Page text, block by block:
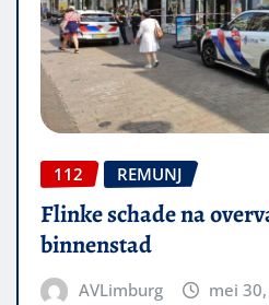
112 REMUNJ
Flinke schade na
binnenstad
AVLimburg mei